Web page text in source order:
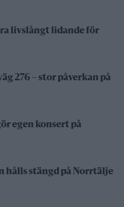
livslångt lidande för
276 – stor påverkan på
egen konsert på
hålls stängd på Norrtälje